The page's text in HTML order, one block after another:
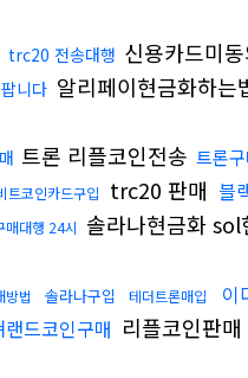
trc20 전송대행 신용카드미
니다 알리페이현금화하는
트론 리플코인전송 트론
트코인카드구입 trc20 판매 블
매대행 24시 솔라나현금화 sol
방법 솔라나구입 테더트론매입 이
랜드코인구매 리플코인판매